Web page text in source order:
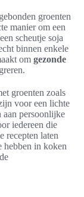
groenten
manier om een
scheutje soja
binnen enkele
om gezonde
groenten zoals
voor een lichte
aan persoonlijke
iedereen die
recepten laten
hebben in koken